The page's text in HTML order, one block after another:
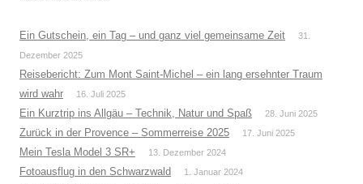
Ein Gutschein, ein Tag – und ganz viel gemeinsame Zeit
31.
Dezember 2025
Reisebericht: Zum Mont Saint-Michel – ein lang ersehnter Traum
wird wahr
16. Juli 2025
Ein Kurztrip ins Allgäu – Technik, Natur und Spaß 28. Juni 2025
Zurück in der Provence – Sommerreise 2025 17. Juni 2025
Mein Tesla Model 3 SR+ 13. Dezember 2024
Fotoausflug in den Schwarzwald 1. Januar 2024